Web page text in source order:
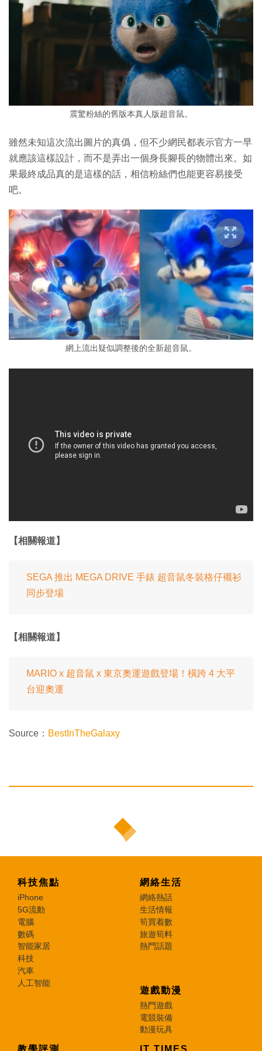
震驚粉絲的舊版本真人版超音鼠。
雖然未知這次流出圖片的真僞，但不少網民都表示官方一早
就應該這樣設計，而不是弄出一個身長腳長的物體出來。如
果最終成品真的是這樣的話，相信粉絲們也能更容易接受
吧。
網上流出疑似調整後的全新超音鼠。
【相關報道】
SEGA 推出 MEGA DRIVE 手錶 超音鼠冬裝格仔襯衫
同步登場
【相關報道】
MARIO x 超音鼠 x 東京奧運遊戲登場！橫跨 4 大平
台迎奧運
Source： BestInTheGalaxy
科技焦點
iPhone
5G流動
電腦
數碼
智能家居
科技
汽車
人工智能
網絡生活
網絡熱話
生活情報
筍買着數
旅遊筍料
熱門話題
遊戲動漫
熱門遊戲
電競裝備
動漫玩具